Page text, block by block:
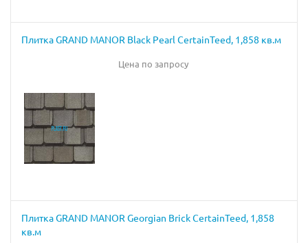
Плитка GRAND MANOR Black Pearl CertainTeed, 1,858 кв.м
Цена по запросу
Плитка GRAND MANOR Georgian Brick CertainTeed, 1,858
кв.м